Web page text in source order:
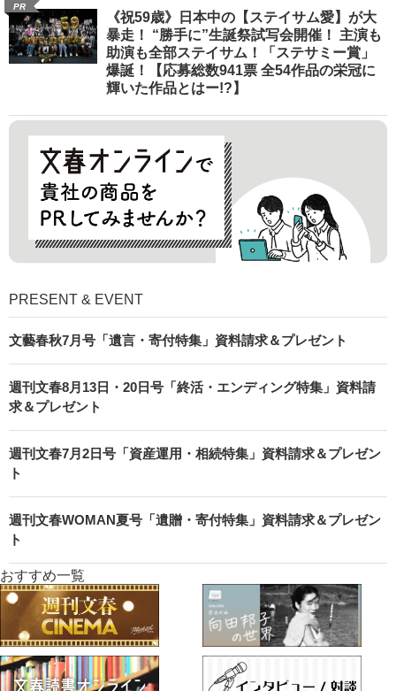
PR
《祝59歳》日本中の【ステイサム愛】が大
暴走！ “勝手に”生誕祭試写会開催！ 主演も
助演も全部ステイサム！「ステサミー賞」
爆誕！【応募総数941票 全54作品の栄冠に
輝いた作品とはー!?】
PRESENT & EVENT
文藝春秋7月号「遺言・寄付特集」資料請求＆プレゼント
週刊文春8月13日・20日号「終活・エンディング特集」資料請
求＆プレゼント
週刊文春7月2日号「資産運用・相続特集」資料請求＆プレゼン
ト
週刊文春WOMAN夏号「遺贈・寄付特集」資料請求＆プレゼン
ト
おすすめ一覧